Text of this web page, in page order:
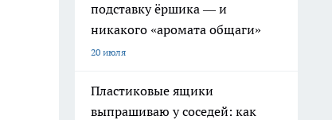
подставку ёршика — и
никакого «аромата общаги»
20 июля
Пластиковые ящики
выпрашиваю у соседей: как